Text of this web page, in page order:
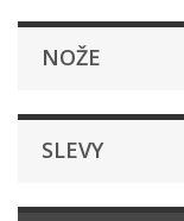
NOŽE
SLEVY